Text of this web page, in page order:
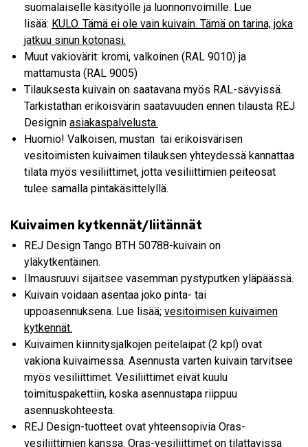
suomalaiselle käsityölle ja luonnonvoimille. Lue
lisää: KULO. Tämä ei ole vain kuivain. Tämä on tarina, joka
jatkuu sinun kotonasi.
Muut vakiovärit: kromi, valkoinen (RAL 9010) ja
mattamusta (RAL 9005) ​
Tilauksesta kuivain on saatavana myös RAL-sävyissä.
Tarkistathan erikoisvärin saatavuuden ennen tilausta REJ
Designin asiakaspalvelusta.
Huomio! Valkoisen, mustan tai erikoisvärisen
vesitoimisten kuivaimen tilauksen yhteydessä kannattaa
tilata myös vesiliittimet, jotta vesiliittimien peiteosat
tulee samalla pintakäsittelyllä.
Kuivaimen kytkennät/liitännät
REJ Design Tango BTH 50788-kuivain on
yläkytkentäinen.
Ilmausruuvi sijaitsee vasemman pystyputken yläpäässä.
Kuivain voidaan asentaa joko pinta- tai
uppoasennuksena. Lue lisää; vesitoimisen kuivaimen
kytkennät.
Kuivaimen kiinnitysjalkojen peitelaipat (2 kpl) ovat
vakiona kuivaimessa. Asennusta varten kuivain tarvitsee
myös vesiliittimet. Vesiliittimet eivät kuulu
toimituspakettiin, koska asennustapa riippuu
asennuskohteesta.
REJ Design-tuotteet ovat yhteensopivia Oras-
vesiliittimien kanssa. Oras-vesiliittimet on tilattavissa